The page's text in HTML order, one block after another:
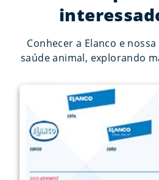
Conhecer a Elanco e
saúde animal, explorando